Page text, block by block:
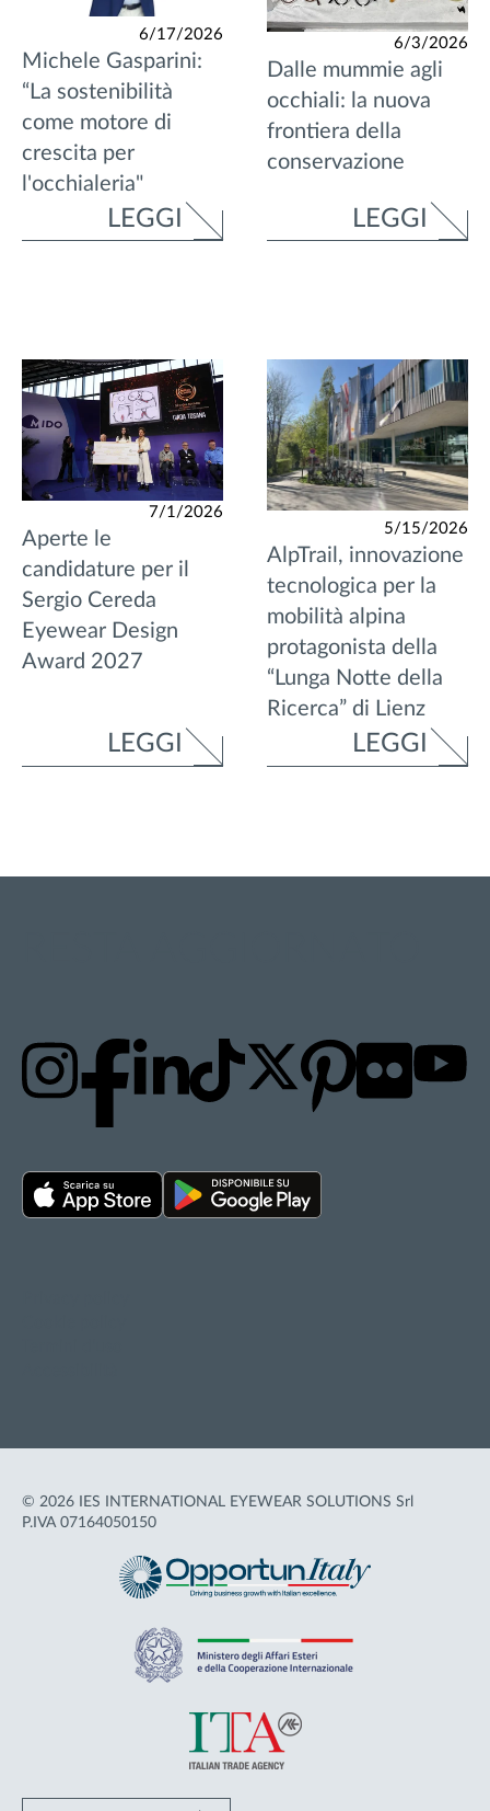
6/17/2026
Michele Gasparini:
“La sostenibilità
come motore di
crescita per
l'occhialeria"
LEGGI
6/3/2026
Dalle mummie agli
occhiali: la nuova
frontiera della
conservazione
LEGGI
7/1/2026
Aperte le
candidature per il
Sergio Cereda
Eyewear Design
Award 2027
LEGGI
5/15/2026
AlpTrail, innovazione
tecnologica per la
mobilità alpina
protagonista della
“Lunga Notte della
Ricerca” di Lienz
LEGGI
© 2026 IES INTERNATIONAL EYEWEAR SOLUTIONS Srl
P.IVA 07164050150